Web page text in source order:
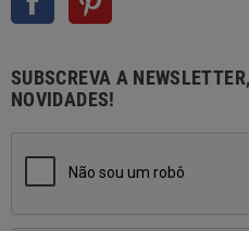
SUBSCREVA A
NOVIDADES!